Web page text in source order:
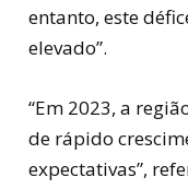
entanto, este
elevado”.
“Em 2023, a
de rápido
expectativas”,